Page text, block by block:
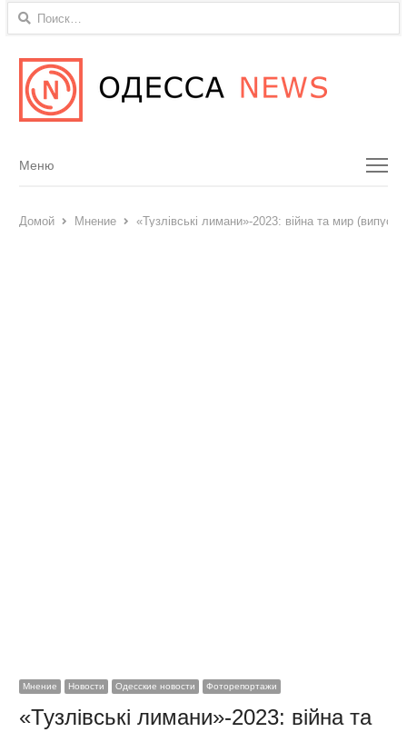
Найти:
Menu
Меню
Домой Мнение «Тузлівські лимани»-2023: війна та мир
Мнение Новости Одесские новости Фоторепортажи
«Тузлівські лимани»-2023: війна та